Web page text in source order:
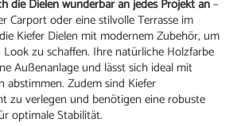
die Dielen wunderbar an jedes Projekt an–
Carport oder eine stilvolle Terrasse im
Kiefer Dielen mit modernem Zubehör, um
zu schaffen. Ihre natürliche Holzfarbe
Außenanlage und lässt sich ideal mit
abstimmen. Zudem sind Kiefer
zu verlegen und benötigen eine robuste
optimale Stabilität.